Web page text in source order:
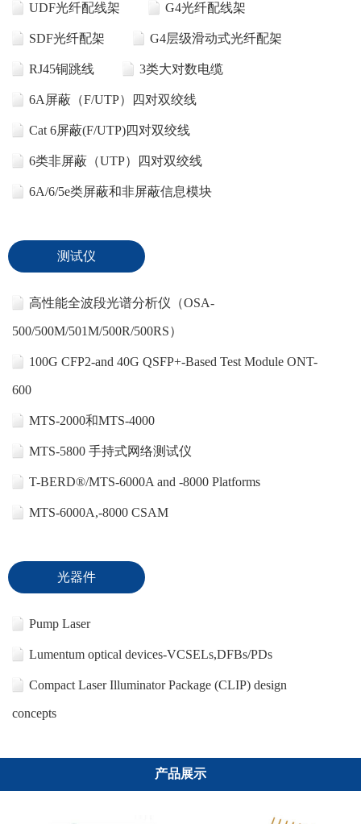
UDF光纤配线架 G4光纤配线架
SDF光纤配架 G4层级滑动式光纤配架
RJ45铜跳线 3类大对数电缆
6A屏蔽（F/UTP）四对双绞线
Cat 6屏蔽(F/UTP)四对双绞线
6类非屏蔽（UTP）四对双绞线
6A/6/5e类屏蔽和非屏蔽信息模块
测试仪
高性能全波段光谱分析仪（OSA-
500/500M/501M/500R/500RS）
100G CFP2-and 40G QSFP+-Based Test Module ONT-
600
MTS-2000和MTS-4000
MTS-5800 手持式网络测试仪
T-BERD®/MTS-6000A and -8000 Platforms
MTS-6000A,-8000 CSAM
光器件
Pump Laser
Lumentum optical devices-VCSELs,DFBs/PDs
Compact Laser Illuminator Package (CLIP) design
concepts
产品展示